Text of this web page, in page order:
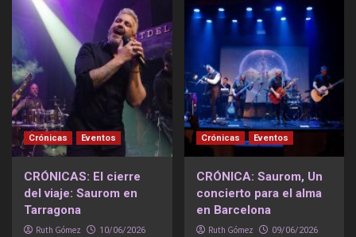
Crónicas Eventos
CRÓNICAS: El cierre
del viaje: Saurom en
Tarragona
Ruth Gómez 10/06/2026
Crónicas Eventos
CRÓNICA: Saurom, Un
concierto para el alma
en Barcelona
Ruth Gómez 09/06/2026